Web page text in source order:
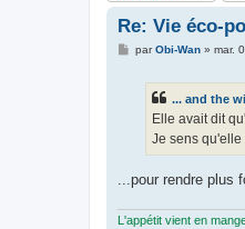
Re: Vie éco-
MparObi-Wan» mar.
... and the
Elle avait dit
Je sens qu'elle
...pour rendre
L'appétit vient en